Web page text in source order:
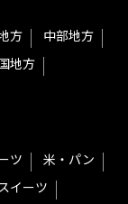
方
中部地方
地方
ツ
米・パン
イーツ